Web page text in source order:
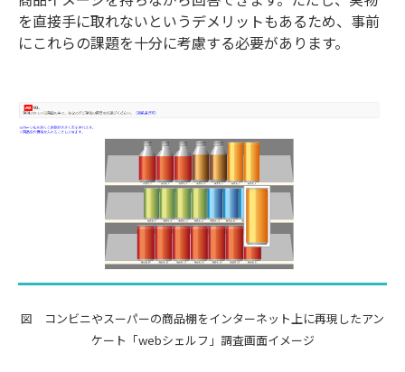
を直接手に取れないというデメリットもあるため、事前
にこれらの課題を十分に考慮する必要があります。
図 コンビニやスーパーの商品棚をインターネット上に再現したアン
ケート「webシェルフ」調査画面イメージ